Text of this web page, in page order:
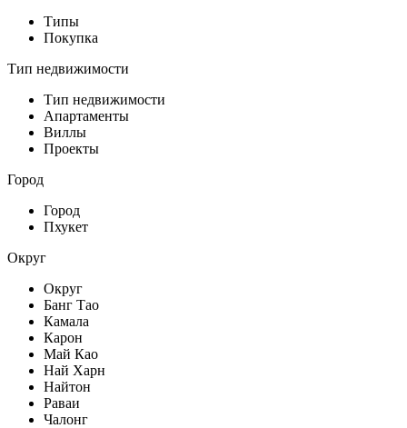
Типы
Покупка
Тип недвижимости
Тип недвижимости
Апартаменты
Виллы
Проекты
Город
Город
Пхукет
Округ
Округ
Банг Тао
Камала
Карон
Май Као
Най Харн
Найтон
Раваи
Чалонг